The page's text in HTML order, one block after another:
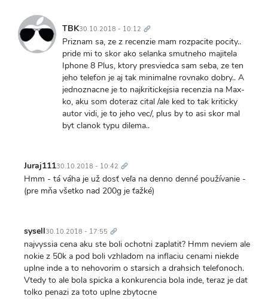
TBK30.10.2018 - 10:12 odkaz
Priznam sa, ze z recenzie mam rozpacite pocity..
pride mi to skor ako selanka smutneho majitela
Iphone 8 Plus, ktory presviedca sam seba, ze ten
jeho telefon je aj tak minimalne rovnako dobry.. A
jednoznacne je to najkritickejsia recenzia na Max-
ko, aku som doteraz cital /ale ked to tak kriticky
autor vidi, je to jeho vec/, plus by to asi skor mal
byt clanok typu dilema..
Juraj11130.10.2018 - 10:42 odkaz
Hmm - tá váha je už dosť veľa na denno denné používanie -
(pre mňa všetko nad 200g je ťažké)
sysell30.10.2018 - 17:55 odkaz
najvyssia cena aku ste boli ochotni zaplatit? Hmm neviem ale
nokie z 50k a pod boli vzhladom na inflaciu cenami niekde
uplne inde a to nehovorim o starsich a drahsich telefonoch.
Vtedy to ale bola spicka a konkurencia bola inde, teraz je dat
tolko penazi za toto uplne zbytocne